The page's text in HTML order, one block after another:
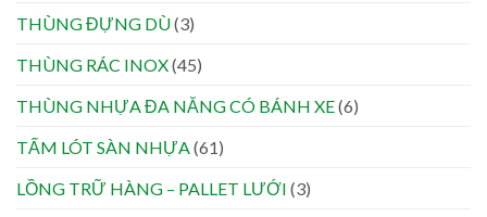
THÙNG ĐỰNG DÙ(3)
THÙNG RÁC INOX(45)
THÙNG NHỰA ĐA NĂNG CÓ BÁNH XE(6)
TẤM LÓT SÀN NHỰA (61)
LỒNG TRỮ HÀNG – PALLET LƯỚI (3)